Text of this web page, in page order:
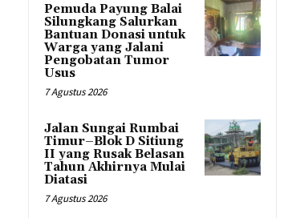
Pemuda Payung Balai
Silungkang Salurkan
Bantuan Donasi untuk
Warga yang Jalani
Pengobatan Tumor
Usus
7 Agustus 2026
Jalan Sungai Rumbai
Timur–Blok D Sitiung
II yang Rusak Belasan
Tahun Akhirnya Mulai
Diatasi
7 Agustus 2026